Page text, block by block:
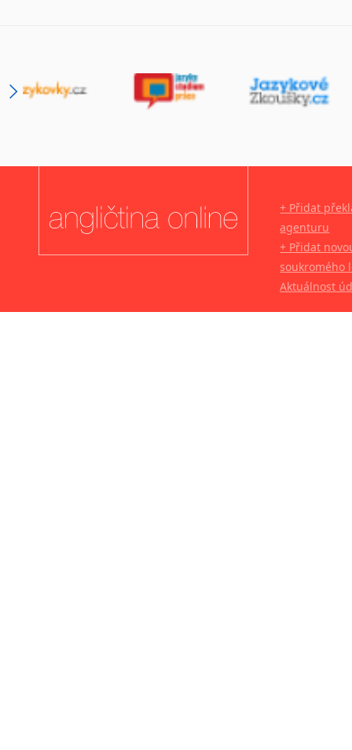
+ Přidat
agenturu
+ Přidat
soukromého
Aktuálnost